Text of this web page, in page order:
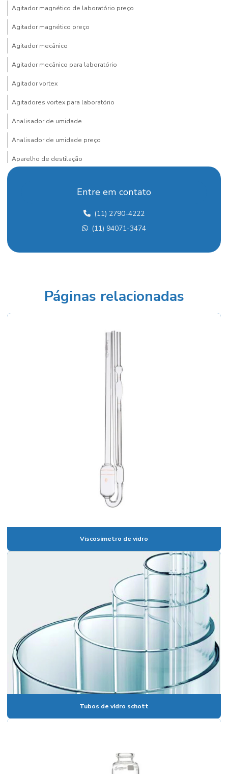
Agitador magnético de laboratório preço
Agitador magnético preço
Agitador mecânico
Agitador mecânico para laboratório
Agitador vortex
Agitadores vortex para laboratório
Analisador de umidade
Analisador de umidade preço
Aparelho de destilação
Aparelho para determinação de arsênio
Aquecedor para laboratório
Balança analítica preço
Balança semi analítica
Banho maria digital para laboratório
Banho termostático com circulação externa
Banho termostático lauda
Banho termostatizado com refrigeração e circulação
Banho viscosidade cinemática
Becker em polipropileno
Bomba de membrana
Bomba peristaltica
Entre em contato
(11) 2790-4222
(11) 94071-3474
Páginas relacionadas
Viscosimetro de vidro
Tubos de vidro schott